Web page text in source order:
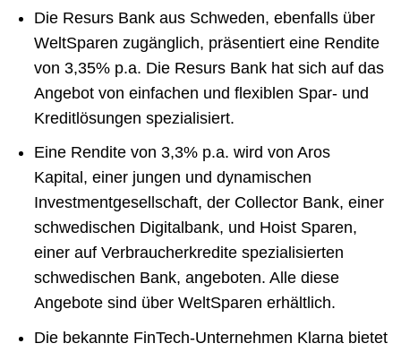
Die Resurs Bank aus Schweden, ebenfalls über
WeltSparen zugänglich, präsentiert eine Rendite
von 3,35% p.a. Die Resurs Bank hat sich auf das
Angebot von einfachen und flexiblen Spar- und
Kreditlösungen spezialisiert.
Eine Rendite von 3,3% p.a. wird von Aros
Kapital, einer jungen und dynamischen
Investmentgesellschaft, der Collector Bank, einer
schwedischen Digitalbank, und Hoist Sparen,
einer auf Verbraucherkredite spezialisierten
schwedischen Bank, angeboten. Alle diese
Angebote sind über WeltSparen erhältlich.
Die bekannte FinTech-Unternehmen Klarna bietet